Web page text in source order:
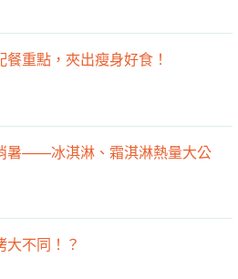
餐重點，夾出瘦身好食！
暑——冰淇淋、霜淇淋熱量大公
大不同！？